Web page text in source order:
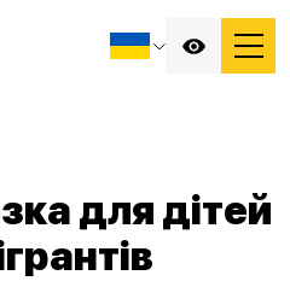
для дітей